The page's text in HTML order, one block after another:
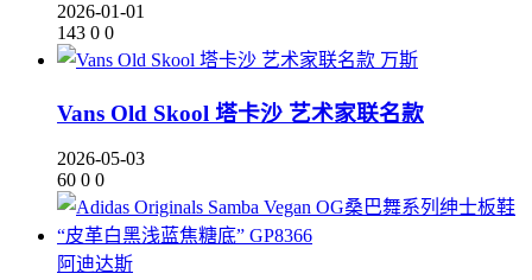
2026-01-01
143 0 0
万斯
Vans Old Skool 塔卡沙 艺术家联名款
2026-05-03
60 0 0
阿迪达斯